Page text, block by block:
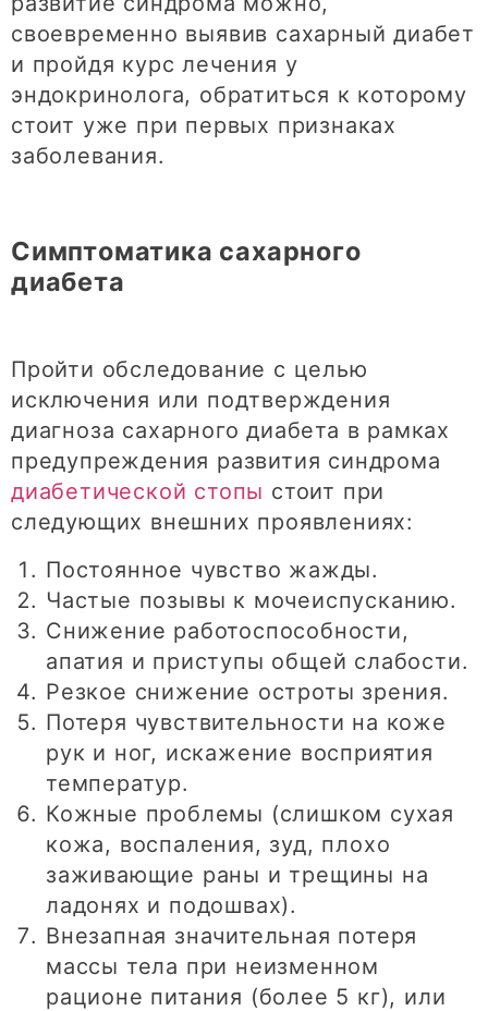
своевременно выявив сахарный диабет
и пройдя курс лечения у
эндокринолога, обратиться к которому
стоит уже при первых признаках
заболевания.
Симптоматика сахарного
диабета
Пройти обследование с целью
исключения или подтверждения
диагноза сахарного диабета в рамках
предупреждения развития синдрома
диабетической стопы стоит при
следующих внешних проявлениях:
Постоянное чувство жажды.
Частые позывы к мочеиспусканию.
Снижение работоспособности,
апатия и приступы общей слабости.
Резкое снижение остроты зрения.
Потеря чувствительности на коже
рук и ног, искажение восприятия
температур.
Кожные проблемы (слишком сухая
кожа, воспаления, зуд, плохо
заживающие раны и трещины на
ладонях и подошвах).
Внезапная значительная потеря
массы тела при неизменном
рационе питания (более 5 кг), или